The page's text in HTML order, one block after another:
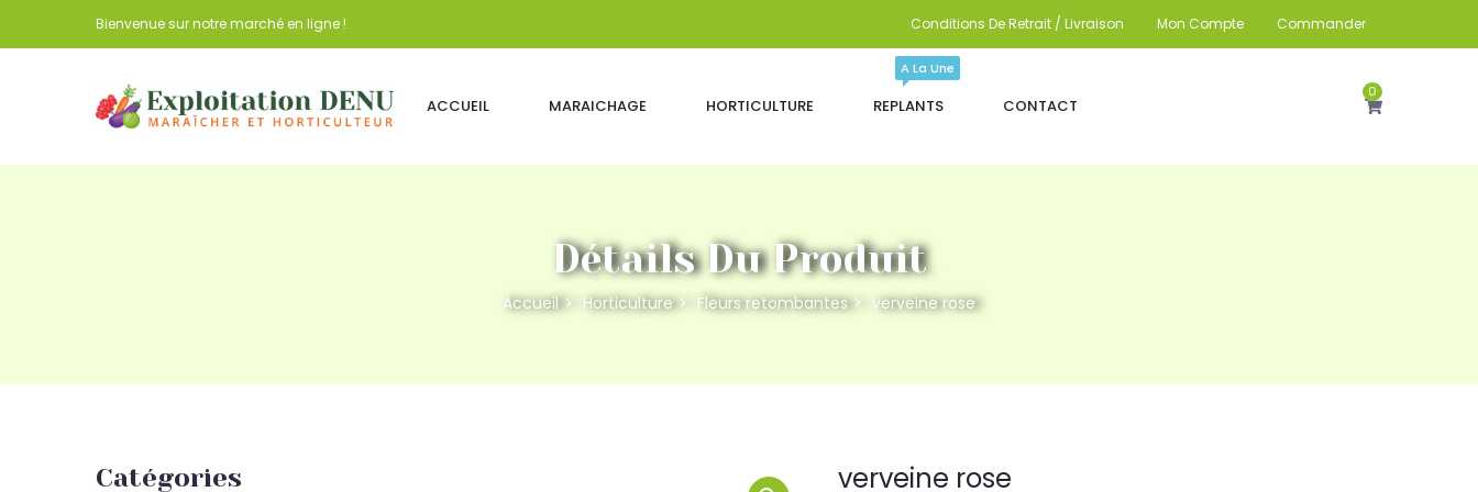
Bienvenue sur notre marché en ligne ! Conditions De Retrait / Livraison Mon Compte Commander
ACCUEIL MARAICHAGE HORTICULTURE REPLANTS
A La Une
CONTACT
0
Détails Du Produit
Accueil Horticulture Fleurs retombantes verveine rose
Catégories verveine rose